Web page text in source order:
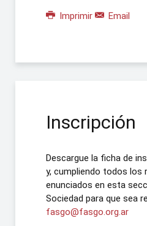
Imprimir Email
Inscripción
Descargue la ficha de
y, cumpliendo todos los
enunciados en esta
Sociedad para que sea
fasgo@fasgo.org.ar